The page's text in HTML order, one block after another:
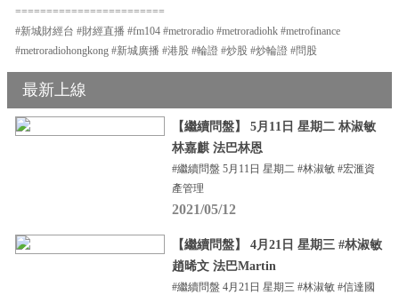
========================
#新城財經台 #財經直播 #fm104 #metroradio #metroradiohk #metrofinance
#metroradiohongkong #新城廣播 #港股 #輪證 #炒股 #炒輪證 #問股
最新上線
【繼續問盤】 5月11日 星期二 林淑敏
林嘉麒 法巴林恩
#繼續問盤 5月11日 星期二 #林淑敏 #宏滙資
產管理
2021/05/12
【繼續問盤】 4月21日 星期三 #林淑敏
趙晞文 法巴Martin
#繼續問盤 4月21日 星期三 #林淑敏 #信達國